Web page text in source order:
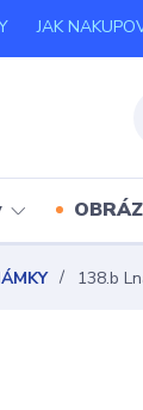
JAK
138.b